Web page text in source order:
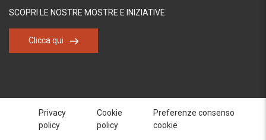
SCOPRI LE NOSTRE MOSTRE E INIZIATIVE
Clicca qui
Privacy
policy
Cookie
policy
Preferenze consenso
cookie